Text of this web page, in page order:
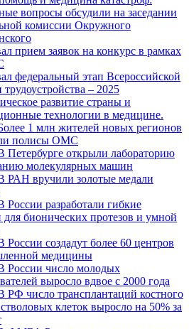
вопросы обсудили на заседании
комиссии Окружного
прием заявок на конкурс в рамках
федеральный этап Всероссийской
трудоустройства – 2025
развитие страны и
технологии в медицине.
1 млн жителей новых регионов
полисы ОМС
открыли лабораторию
молекулярных машин
вручили золотые медали
разработали гибкие
для бионических протезов и умной
создадут более 60 центров
медицины
число молодых
выросло вдвое с 2000 года
число трансплантаций костного
клеток выросло на 50% за